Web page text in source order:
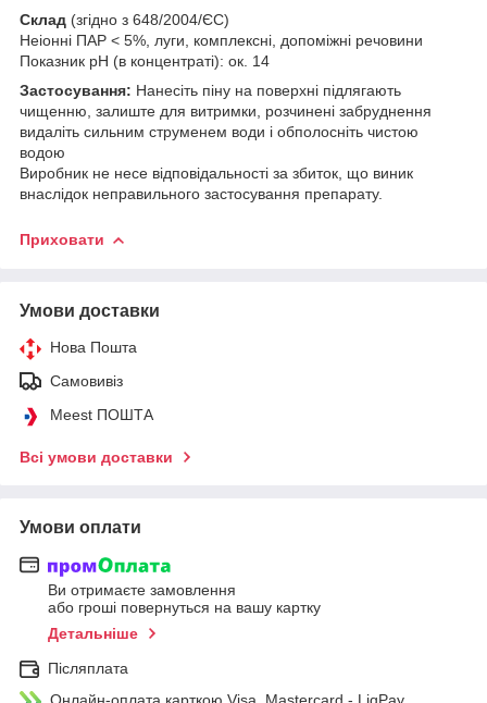
Склад (згідно з 648/2004/ЄС)
Неіонні ПАР < 5%, луги, комплексні, допоміжні речовини
Показник рН (в концентраті): ок. 14
Застосування: Нанесіть піну на поверхні підлягають
чищенню, залиште для витримки, розчинені забруднення
видаліть сильним струменем води і обполосніть чистою
водою
Виробник не несе відповідальності за збиток, що виник
внаслідок неправильного застосування препарату.
Приховати
Умови доставки
Нова Пошта
Самовивіз
Meest ПОШТА
Всі умови доставки
Умови оплати
Ви отримаєте замовлення
або гроші повернуться на вашу картку
Детальніше
Післяплата